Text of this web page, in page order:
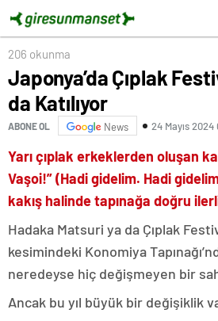
206 okunma
Japonya’da Çıplak
da Katılıyor
ABONE OL News 24 Mayıs
Yarı çıplak erkeklerden oluşan
Vaşoi!” (Hadi gidelim. Hadi
kakış halinde tapınağa doğru
Hadaka Matsuri ya da Çıplak
kesimindeki Konomiya
neredeyse hiç değişmeyen bir
Ancak bu yıl büyük bir değişiklik